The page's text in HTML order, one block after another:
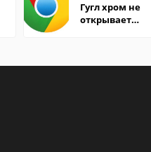
Гугл хром не
открывает